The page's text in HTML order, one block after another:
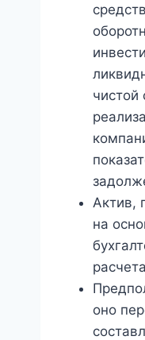
чистой
Актив,
на
оно